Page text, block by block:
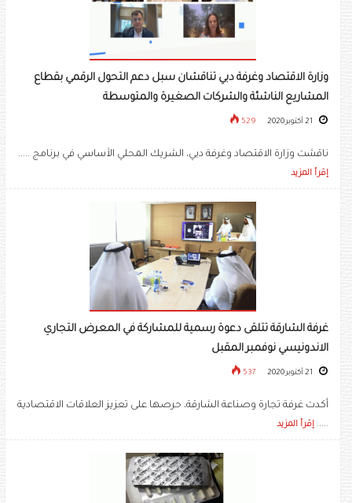
وزارة الاقتصاد وغرفة دبي تناقشان سبل دعم التحول الرقمي بقطاع
المشاريع الناشئة والشركات الصغيرة والمتوسطة
529
ناقشت وزارة الاقتصاد وغرفة دبي، الشريك المحلي الأساسي في برنامج .....
إقرأ المزيد
غرفة الشارقة تتلقى دعوة رسمية للمشاركة في المعرض التجاري
الاندونيسي نوفمبر المقبل
537
أكدت غرفة تجارة وصناعة الشارقة، حرصها على تعزيز العلاقات الاقتصادية
..... إقرأ المزيد